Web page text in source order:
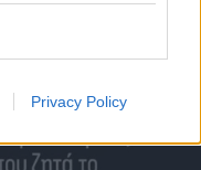
Privacy Policy